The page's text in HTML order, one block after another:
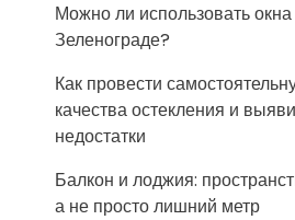
Можно ли использовать
Зеленограде?
Как провести
качества остекления и
недостатки
Балкон и лоджия:
а не просто лишний метр